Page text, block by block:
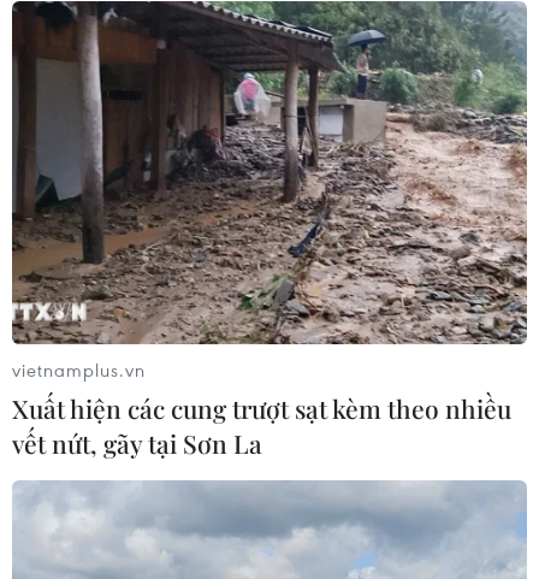
25/07/2026 13:21
Trại Hè Việt Nam: Kết nối cộng đồng
người Việt Nam ở nước ngoài với quê
hương
24/07/2026 15:01
Ra mắt Mạng lưới Tri thức Việt Nam
đầu tiên tại New Zealand
24/07/2026 00:15
Trại hè Việt Nam 2026: Trải nghiệm
thú vị, gắn kết cội nguồn
23/07/2026 12:53
vietnamplus.vn
Xuất hiện các cung trượt sạt kèm theo nhiều
vết nứt, gãy tại Sơn La